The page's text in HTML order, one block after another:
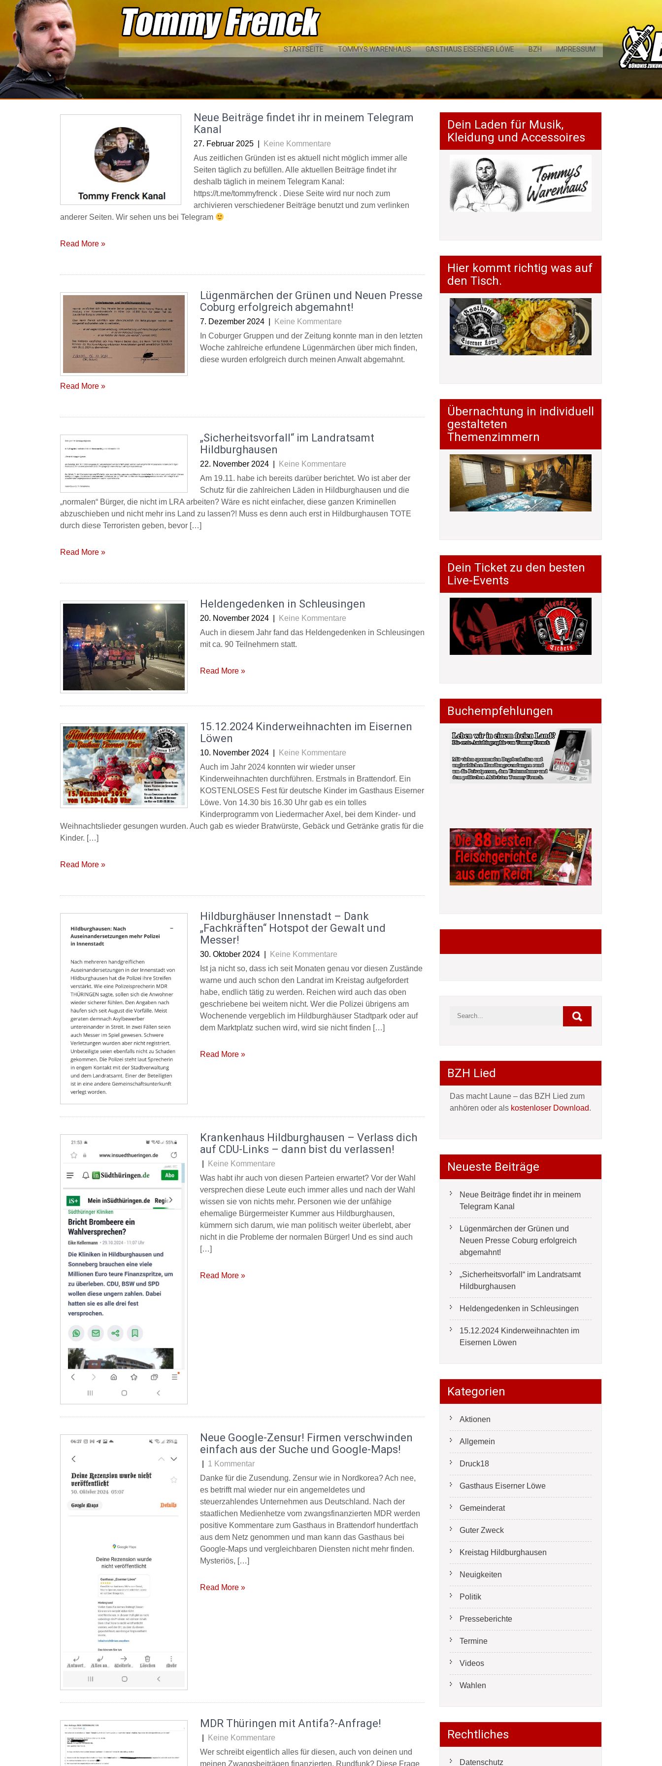
content
STARTSEITE TOMMYS WARENHAUS GASTHAUS EISERNER LÖWE BZH IMPRESSUM
Neue Beiträge findet ihr in meinem Telegram
Kanal
27. Februar 2025
Keine Kommentare
Aus zeitlichen Gründen ist es aktuell nicht möglich immer alle
Seiten täglich zu befüllen. Alle aktuellen Beiträge findet ihr
deshalb täglich in meinem Telegram Kanal:
https://t.me/tommyfrenck . Diese Seite wird nur noch zum
archivieren verschiedener Beiträge benutzt und zum verlinken
anderer Seiten. Wir sehen uns bei Telegram
Read More »
Lügenmärchen der Grünen und Neuen Presse
Coburg erfolgreich abgemahnt!
7. Dezember 2024
Keine Kommentare
In Coburger Gruppen und der Zeitung konnte man in den letzten
Woche zahlreiche erfundene Lügenmärchen über mich finden,
diese wurden erfolgreich durch meinen Anwalt abgemahnt.
Read More »
„Sicherheitsvorfall“ im Landratsamt
Hildburghausen
22. November 2024
Keine Kommentare
Am 19.11. habe ich bereits darüber berichtet. Wo ist aber der
Schutz für die zahlreichen Läden in Hildburghausen und die
„normalen“ Bürger, die nicht im LRA arbeiten? Wäre es nicht einfacher, diese ganzen Kriminellen
abzuschieben und nicht mehr ins Land zu lassen?! Muss es denn auch erst in Hildburghausen TOTE
durch diese Terroristen geben, bevor […]
Read More »
Heldengedenken in Schleusingen
20. November 2024
Keine Kommentare
Auch in diesem Jahr fand das Heldengedenken in Schleusingen
mit ca. 90 Teilnehmern statt.
Read More »
15.12.2024 Kinderweihnachten im Eisernen
Löwen
10. November 2024
Keine Kommentare
Auch im Jahr 2024 konnten wir wieder unser
Kinderweihnachten durchführen. Erstmals in Brattendorf. Ein
KOSTENLOSES Fest für deutsche Kinder im Gasthaus Eiserner
Löwe. Von 14.30 bis 16.30 Uhr gab es ein tolles
Kinderprogramm von Liedermacher Axel, bei dem Kinder- und
Weihnachtslieder gesungen wurden. Auch gab es wieder Bratwürste, Gebäck und Getränke gratis für die
Kinder. […]
Read More »
Hildburghäuser Innenstadt – Dank
„Fachkräften“ Hotspot der Gewalt und
Messer!
30. Oktober 2024
Keine Kommentare
Ist ja nicht so, dass ich seit Monaten genau vor diesen Zustände
warne und auch schon den Landrat im Kreistag aufgefordert
habe, endlich tätig zu werden. Reichen wird auch das oben
geschriebene bei weitem nicht. Wer die Polizei übrigens am
Wochenende vergeblich im Hildburghäuser Stadtpark oder auf
dem Marktplatz suchen wird, wird sie nicht finden […]
Read More »
Krankenhaus Hildburghausen – Verlass dich
auf CDU-Links – dann bist du verlassen!
Keine Kommentare
Was habt ihr auch von diesen Parteien erwartet? Vor der Wahl
versprechen diese Leute euch immer alles und nach der Wahl
wissen sie von nichts mehr. Personen wie der unfähige
ehemalige Bürgermeister Kummer aus Hildburghausen,
kümmern sich darum, wie man politisch weiter überlebt, aber
nicht in die Probleme der normalen Bürger! Und es sind auch
[…]
Read More »
Neue Google-Zensur! Firmen verschwinden
einfach aus der Suche und Google-Maps!
1 Kommentar
Danke für die Zusendung. Zensur wie in Nordkorea? Ach nee,
es betrifft mal wieder nur ein angemeldetes und
steuerzahlendes Unternehmen aus Deutschland. Nach der
staatlichen Medienhetze vom zwangsfinanzierten MDR werden
positive Kommentare zum Gasthaus in Brattendorf hundertfach
aus dem Netz genommen und man kann das Gasthaus bei
Google-Maps und vergleichbaren Diensten nicht mehr finden.
Mysteriös, […]
Read More »
MDR Thüringen mit Antifa?-Anfrage!
Keine Kommentare
Wer schreibt eigentlich alles für diesen, auch von deinen und
meinen Zwangsbeiträgen finanzierten, Rundfunk? Diese Frage
Dein Laden für Musik,
Kleidung und Accessoires
Hier kommt richtig was auf
den Tisch.
Übernachtung in individuell
gestalteten
Themenzimmern
Dein Ticket zu den besten
Live-Events
Buchempfehlungen
BZH Lied
Das macht Laune – das BZH Lied zum
anhören oder als kostenloser Download.
Neueste Beiträge
Neue Beiträge findet ihr in meinem
Telegram Kanal
Lügenmärchen der Grünen und
Neuen Presse Coburg erfolgreich
abgemahnt!
„Sicherheitsvorfall“ im Landratsamt
Hildburghausen
Heldengedenken in Schleusingen
15.12.2024 Kinderweihnachten im
Eisernen Löwen
Kategorien
Aktionen
Allgemein
Druck18
Gasthaus Eiserner Löwe
Gemeinderat
Guter Zweck
Kreistag Hildburghausen
Neuigkeiten
Politik
Presseberichte
Termine
Videos
Wahlen
Rechtliches
Datenschutz